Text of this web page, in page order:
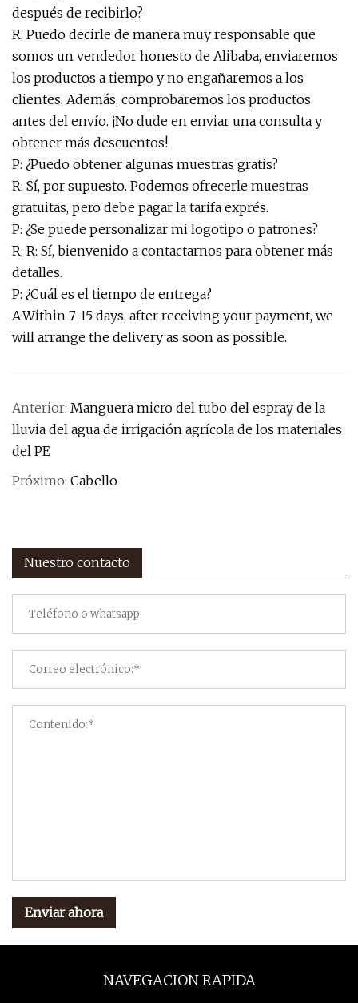
después de recibirlo?
R: Puedo decirle de manera muy responsable que
somos un vendedor honesto de Alibaba, enviaremos
los productos a tiempo y no engañaremos a los
clientes. Además, comprobaremos los productos
antes del envío. ¡No dude en enviar una consulta y
obtener más descuentos!
P: ¿Puedo obtener algunas muestras gratis?
R: Sí, por supuesto. Podemos ofrecerle muestras
gratuitas, pero debe pagar la tarifa exprés.
P: ¿Se puede personalizar mi logotipo o patrones?
R: R: Sí, bienvenido a contactarnos para obtener más
detalles.
P: ¿Cuál es el tiempo de entrega?
A:Within 7-15 days, after receiving your payment, we
will arrange the delivery as soon as possible.
Anterior: Manguera micro del tubo del espray de la
lluvia del agua de irrigación agrícola de los materiales
del PE
Próximo: Cabello
Nuestro contacto
Enviar ahora
NAVEGACION RAPIDA